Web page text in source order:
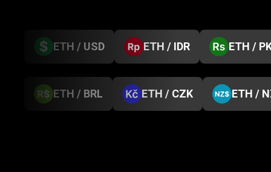
ETH / USD ETH / IDR ETH /
ETH / BRL ETH / CZK ETH /